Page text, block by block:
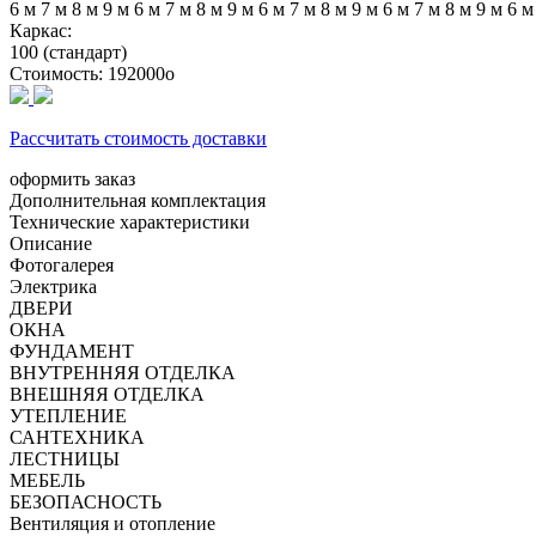
6 м 7 м 8 м 9 м 6 м 7 м 8 м 9 м 6 м 7 м 8 м 9 м 6 м 7 м 8 м 9 м 6 м
Каркас:
100 (стандарт)
Стоимость: 192000o
Рассчитать стоимость доставки
оформить заказ
Дополнительная комплектация
Технические характеристики
Описание
Фотогалерея
Электрика
ДВЕРИ
ОКНА
ФУНДАМЕНТ
ВНУТРЕННЯЯ ОТДЕЛКА
ВНЕШНЯЯ ОТДЕЛКА
УТЕПЛЕНИЕ
САНТЕХНИКА
ЛЕСТНИЦЫ
МЕБЕЛЬ
БЕЗОПАСНОСТЬ
Вентиляция и отопление